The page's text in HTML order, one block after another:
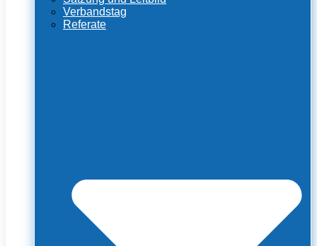
Verbandstag
Referate